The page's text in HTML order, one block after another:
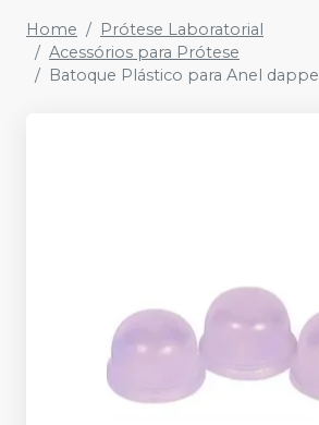
Home
Prótese Laboratorial
Acessórios para Prótese
Batoque Plástico para Anel